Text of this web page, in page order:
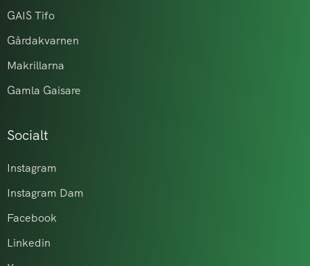
GAIS Tifo
Gårdakvarnen
Makrillarna
Gamla Gaisare
Socialt
Instagram
Instagram Dam
Facebook
Linkedin